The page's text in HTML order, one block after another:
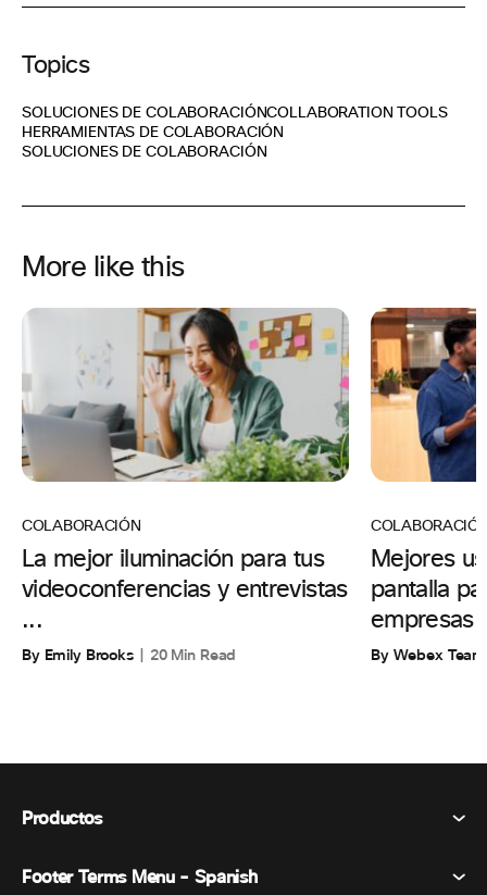
Topics
SOLUCIONES DE COLABORACIÓNCOLLABORATION TOOLS
HERRAMIENTAS DE COLABORACIÓN
SOLUCIONES DE COLABORACIÓN
More like this
COLABORACIÓN
La mejor iluminación para tus
videoconferencias y entrevistas
...
By Emily Brooks 20 Min Read
Mejores
pantalla
empresas
By Webex Team
Productos
Webex Suite
Footer Terms Menu - Spanish